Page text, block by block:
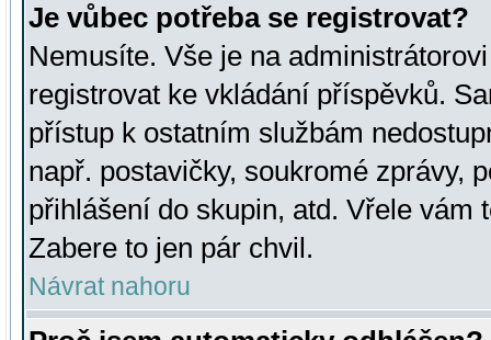
Je vůbec potřeba se registrovat?
Nemusíte. Vše je na
registrovat ke vkládání příspěvků.
přístup k ostatním službám
např. postavičky, soukromé zprávy,
přihlášení do skupin, atd. Vřele vám
Zabere to jen pár chvil.
Návrat nahoru